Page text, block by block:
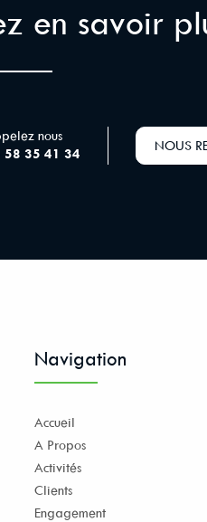
en savoir
nous
58 35 41 34
NOUS
Navigation
Accueil
A Propos
Activités
Clients
Engagement